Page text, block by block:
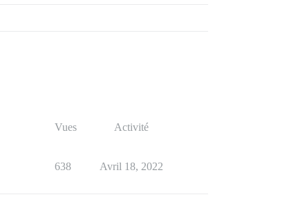
Vues Activité
638 Avril 18, 2022